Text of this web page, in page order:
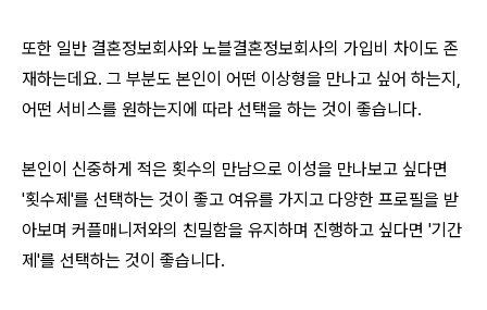
또한 일반 결혼정보회사와 노블결혼정보회사의 가입비 차이도 존
재하는데요. 그 부분도 본인이 어떤 이상형을 만나고 싶어 하는지,
어떤 서비스를 원하는지에 따라 선택을 하는 것이 좋습니다.
본인이 신중하게 적은 횟수의 만남으로 이성을 만나보고 싶다면
'횟수제'를 선택하는 것이 좋고 여유를 가지고 다양한 프로필을 받
아보며 커플매니저와의 친밀함을 유지하며 진행하고 싶다면 '기간
제'를 선택하는 것이 좋습니다.